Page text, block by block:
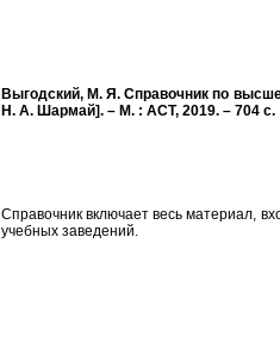
Выгодский, М. Я. Справочник по
Н. А. Шармай]. – М. : АСТ, 2019. – 704 с.
Справочник включает весь материал,
учебных заведений.